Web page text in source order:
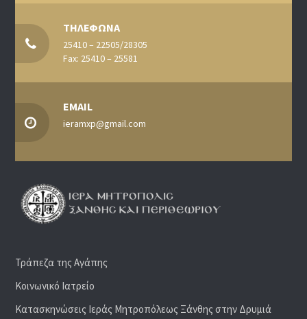
ΤΗΛΕΦΩΝΑ
25410 – 22505/28305
Fax: 25410 – 25581
EMAIL
ieramxp@gmail.com
Τράπεζα της Αγάπης
Κοινωνικό Ιατρείο
Κατασκηνώσεις Ιεράς Μητροπόλεως Ξάνθης στην Δρυμιά